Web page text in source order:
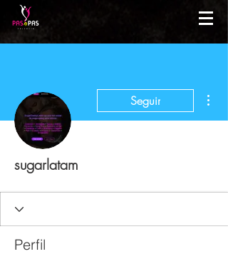
Seguir
sugarlatam
Perfil